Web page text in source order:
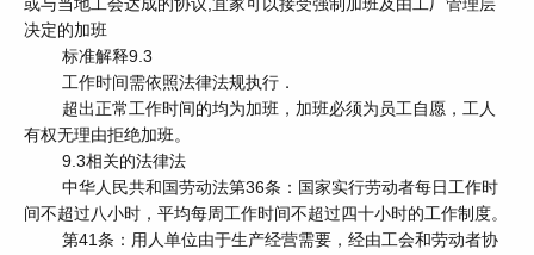
决定的加班
标准解释9.3
工作时间需依照法律法规执行．
超出正常工作时间的均为加班，加班必须为员工自愿，工人
有权无理由拒绝加班。
9.3相关的法律法
中华人民共和国劳动法第36条：国家实行劳动者每日工作时
间不超过八小时，平均每周工作时间不超过四十小时的工作制度。
第41条：用人单位由于生产经营需要，经由工会和劳动者协